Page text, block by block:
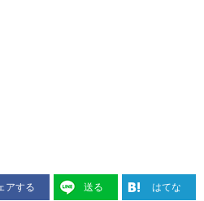
アする 送る はてな